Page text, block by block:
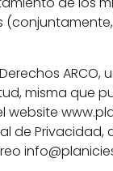
ARCO,
misma que
de Privacidad,